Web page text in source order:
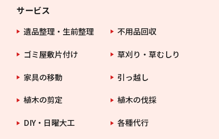
サービス
遺品整理・生前整理
不用品回収
ゴミ屋敷片付け
草刈り・草むしり
家具の移動
引っ越し
植木の剪定
植木の伐採
DIY・日曜大工
各種代行